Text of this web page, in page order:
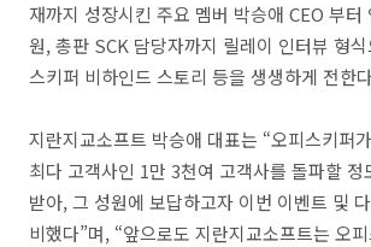
재까지 성장시킨 주요 멤버 박승애 CEO 부터
원, 총판 SCK 담당자까지 릴레이 인터뷰 형
스키퍼 비하인드 스토리 등을 생생하게 전한
지란지교소프트 박승애 대표는 “오피스키퍼
최다 고객사인 1만 3천여 고객사를 돌파할 정
받아, 그 성원에 보답하고자 이번 이벤트 및
비했다”며, “앞으로도 지란지교소프트는 오